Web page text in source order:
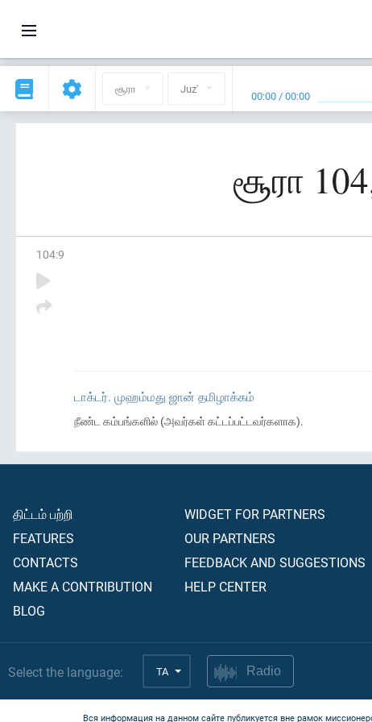
சூரா Juz' 00:00 /00:00
சூரா
104:9
டாக்டர். முஹம்மது ஜான் தமிழாக்கம்
நீண்ட கம்பங்களில் (அவர்கள் கட்டப்பட்டவர்களாக).
திட்டம் பற்றி
FEATURES
CONTACTS
MAKE A CONTRIBUTION
BLOG
WIDGET FOR PARTNERS
OUR PARTNERS
FEEDBACK AND SUGGESTIONS
HELP CENTER
Select the language: TA Radio
Вся информация на данном сайте публикуется вне рамок